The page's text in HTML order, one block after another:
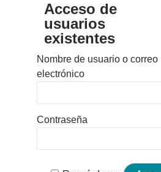
Acceso de
usuarios
existentes
Nombre de usuario o correo
electrónico
Contraseña